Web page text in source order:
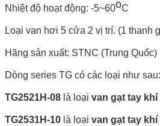
Nhiệt độ hoạt động: -5~60oC
Loại van hơi 5 cửa 2 vị trí. (1 thanh
Hãng sản xuất: STNC (Trung Quốc)
Dòng series TG có các loại như sau:
TG2521H-08 là loại van gạt tay khí
TG2531H-10 là loại van gạt tay khí